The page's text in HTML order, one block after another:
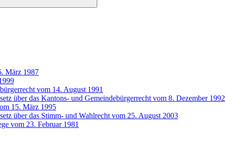
März 1987
vom 14. August 1991
über das Kantons- und Gemeindebürgerrecht vom 8. Dezember 1992
15. März 1995
über das Stimm- und Wahlrecht vom 25. August 2003
vom 23. Februar 1981